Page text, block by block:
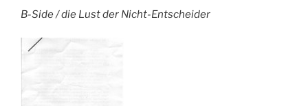
B-Side / die Lust der Nicht-Entscheider